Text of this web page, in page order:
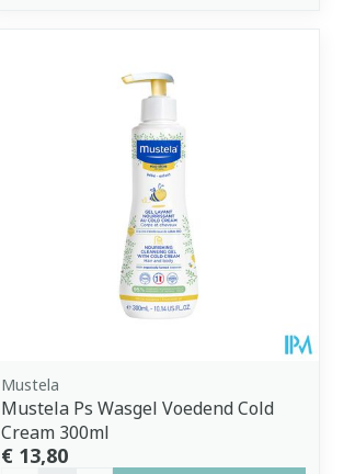
Mustela
Mustela Ps Wasgel Voedend Cold
Cream 300ml
€ 13,80